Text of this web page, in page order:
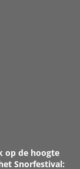
op de hoogte
Snorfestival: